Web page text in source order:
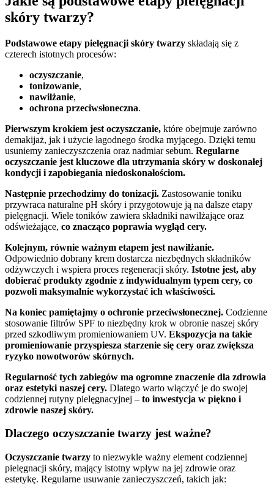
skóry twarzy?
Podstawowe etapy pielęgnacji skóry twarzy składają się z
czterech istotnych procesów:
oczyszczanie,
tonizowanie,
nawilżanie,
ochrona przeciwsłoneczna.
Pierwszym krokiem jest oczyszczanie, które obejmuje zarówno
demakijaż, jak i użycie łagodnego środka myjącego. Dzięki temu
usuniemy zanieczyszczenia oraz nadmiar sebum. Regularne
oczyszczanie jest kluczowe dla utrzymania skóry w doskonałej
kondycji i zapobiegania niedoskonałościom.
Następnie przechodzimy do tonizacji. Zastosowanie toniku
przywraca naturalne pH skóry i przygotowuje ją na dalsze etapy
pielęgnacji. Wiele toników zawiera składniki nawilżające oraz
odświeżające, co znacząco poprawia wygląd cery.
Kolejnym, równie ważnym etapem jest nawilżanie.
Odpowiednio dobrany krem dostarcza niezbędnych składników
odżywczych i wspiera proces regeneracji skóry. Istotne jest, aby
dobierać produkty zgodnie z indywidualnym typem cery, co
pozwoli maksymalnie wykorzystać ich właściwości.
Na koniec pamiętajmy o ochronie przeciwsłonecznej. Codzienne
stosowanie filtrów SPF to niezbędny krok w obronie naszej skóry
przed szkodliwym promieniowaniem UV. Ekspozycja na takie
promieniowanie przyspiesza starzenie się cery oraz zwiększa
ryzyko nowotworów skórnych.
Regularność tych zabiegów ma ogromne znaczenie dla zdrowia
oraz estetyki naszej cery. Dlatego warto włączyć je do swojej
codziennej rutyny pielęgnacyjnej – to inwestycja w piękno i
zdrowie naszej skóry.
Dlaczego oczyszczanie twarzy jest ważne?
Oczyszczanie twarzy to niezwykle ważny element codziennej
pielęgnacji skóry, mający istotny wpływ na jej zdrowie oraz
estetykę. Regularne usuwanie zanieczyszczeń, takich jak: